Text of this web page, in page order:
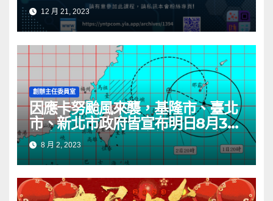
12 月 21, 2023
創辦主任委員室
因應卡努颱風來襲，基隆市、臺北
市、新北市政府皆宣布明日8月3日
停班停課一日。本會管理人員客服
服務明日（8月3日）皆停止一天，
所受理的客服服務將於8月4日依序
處理。
8 月 2, 2023